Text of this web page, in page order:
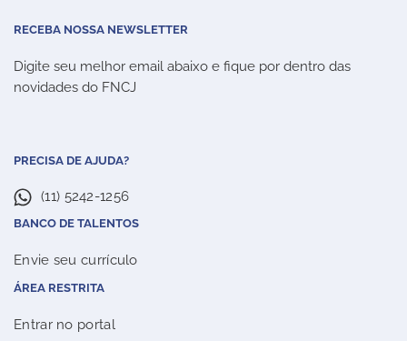
RECEBA NOSSA NEWSLETTER
Digite seu melhor email abaixo e fique por dentro das
novidades do FNCJ
PRECISA DE AJUDA?
(11) 5242-1256
BANCO DE TALENTOS
Envie seu currículo
ÁREA RESTRITA
Entrar no portal